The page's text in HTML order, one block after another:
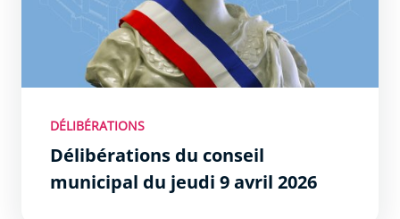
DÉLIBÉRATIONS
Délibérations du conseil
municipal du jeudi 9 avril 2026